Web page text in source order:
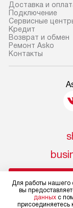
Доставка и
Подключение
Сервисные
Кредит
Возврат и обмен
Ремонт Asko
Контакты
Для работы нашего
вы
данных с
присоединяетесь